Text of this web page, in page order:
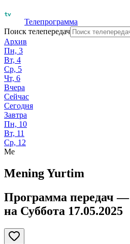
Телепрограмма
Поиск телепередач
Архив
Пн, 3
Вт, 4
Ср, 5
Чт, 6
Вчера
Сейчас
Сегодня
Завтра
Пн, 10
Вт, 11
Ср, 12
Me
Mening Yurtim
Программа передач —
на Суббота 17.05.2025